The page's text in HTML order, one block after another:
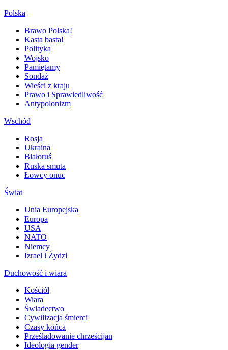
Polska
Brawo Polska!
Kasta basta!
Polityka
Wojsko
Pamiętamy
Sondaż
Wieści z kraju
Prawo i Sprawiedliwość
Antypolonizm
Wschód
Rosja
Ukraina
Białoruś
Ruska smuta
Łowcy onuc
Świat
Unia Europejska
Europa
USA
NATO
Niemcy
Izrael i Żydzi
Duchowość i wiara
Kościół
Wiara
Świadectwo
Cywilizacja śmierci
Czasy końca
Prześladowanie chrześcijan
Ideologia gender